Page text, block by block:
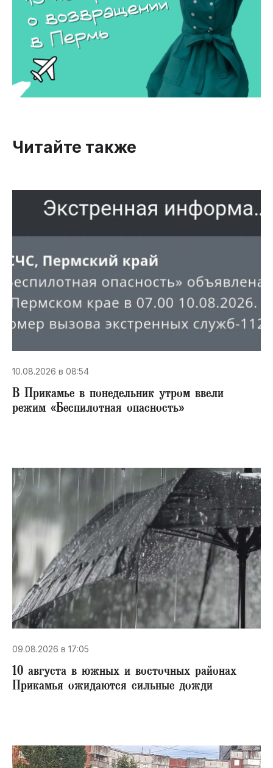
Читайте также
10.08.2026 в 08:54
В Прикамье в понедельник утром ввели
режим «Беспилотная опасность»
09.08.2026 в 17:05
10 августа в южных и восточных районах
Прикамья ожидаются сильные дожди